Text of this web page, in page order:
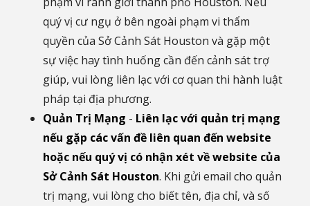
quý vị cư ngụ ở bên ngoài phạm vi thẩm
quyền của Sở Cảnh Sát Houston và gặp một
sự việc hay tình huống cần đến cảnh sát trợ
giúp, vui lòng liên lạc với cơ quan thi hành luật
pháp tại địa phương.
Quản Trị Mạng - Liên lạc với quản trị mạng
nếu gặp các vấn đề liên quan đến website
hoặc nếu quý vị có nhận xét về website của
Sở Cảnh Sát Houston. Khi gửi email cho quản
trị mạng, vui lòng cho biết tên, địa chỉ, và số